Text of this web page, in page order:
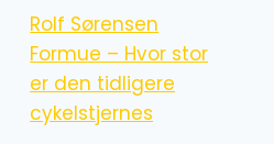
Rolf Sørensen
Formue – Hvor stor
er den tidligere
cykelstjernes